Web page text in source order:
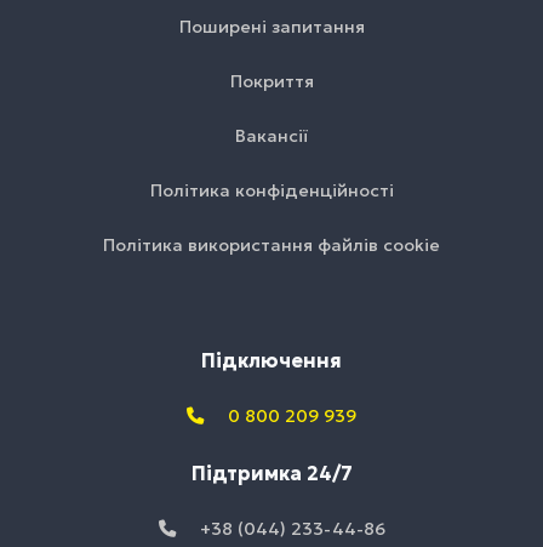
Поширені запитання
Покриття
Вакансії
Політика конфіденційності
Політика використання файлів cookie
Підключення
0 800 209 939
Підтримка 24/7
+38 (044) 233-44-86